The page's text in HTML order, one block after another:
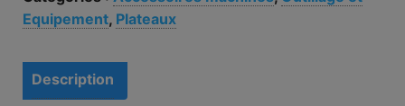
Equipement, Plateaux
Description